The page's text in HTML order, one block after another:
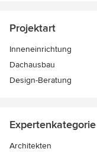
Projektart
Inneneinrichtung
Dachausbau
Design-Beratung
Expertenkategorie
Architekten